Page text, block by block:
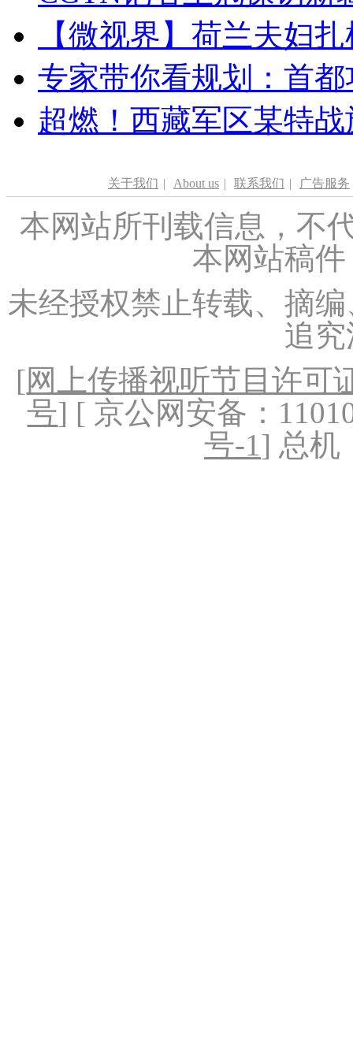
【微视界】荷兰夫妇
专家带你看规划：首
超燃！西藏军区某特
关于我们 | About us | 联系我们 | 广告服务
本网站所刊载信息，不
本网站稿
未经授权禁止转载、摘
追
[网上传播视听节目许可
号] [ 京公网安备：
号-1] 总机